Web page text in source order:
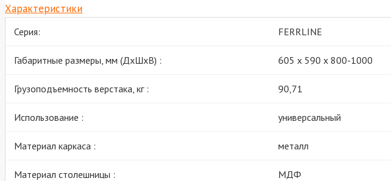
Характеристики
Серия: FERRLINE
Габаритные размеры, мм (ДхШхВ) : 605 х 590 х 800-1000
Грузоподъемность верстака, кг : 90,71
Использование : универсальный
Материал каркаса : металл
Материал столешницы : МДФ